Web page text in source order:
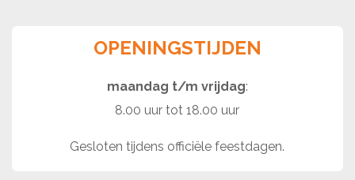
OPENINGSTIJDEN
maandag t/m vrijdag:
8.00 uur tot 18.00 uur
Gesloten tijdens officiële feestdagen.